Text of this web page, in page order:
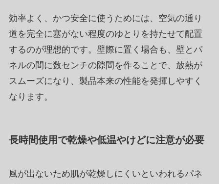
効率よく、かつ安全に使うためには、空気の通り
道を完全に塞がない程度のゆとりを持たせて配置
するのが理想的です。壁際に置く場合も、壁とパ
ネルの間に数センチの隙間を作ることで、放熱が
スムーズになり、製品本来の性能を発揮しやすく
なります。
長時間使用で乾燥や低温やけどに注意が必要
風が出ないため肌が乾燥しにくいといわれるパネ